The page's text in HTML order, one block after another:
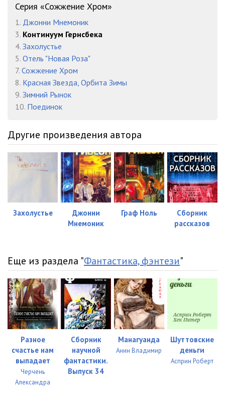
Серия «Сожжение Хром»
1. Джонни Мнемоник
3. Континуум Гернсбека
4. Захолустье
5. Отель "Новая Роза"
7. Сожжение Хром
8. Красная Звезда, Орбита Зимы
9. Зимний Рынок
10. Поединок
Другие произведения автора
Захолустье
Джонни
Мнемоник
Граф Ноль
Сборник
рассказов
Еще из раздела "Фантастика, фэнтези"
Разное
счастье нам
выпадает
Черчень
Александра
Сборник
научной
фантастики.
Выпуск 34
Манагуанда
Анин Владимир
Шуттовские
деньги
Асприн Роберт